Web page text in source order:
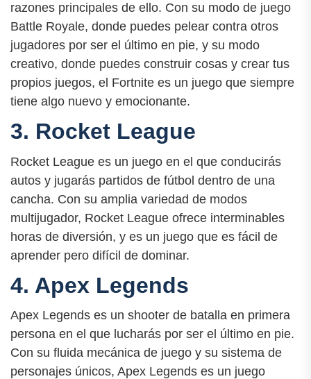
razones principales de ello. Con su modo de juego
Battle Royale, donde puedes pelear contra otros
jugadores por ser el último en pie, y su modo
creativo, donde puedes construir cosas y crear tus
propios juegos, el Fortnite es un juego que siempre
tiene algo nuevo y emocionante.
3. Rocket League
Rocket League es un juego en el que conducirás
autos y jugarás partidos de fútbol dentro de una
cancha. Con su amplia variedad de modos
multijugador, Rocket League ofrece interminables
horas de diversión, y es un juego que es fácil de
aprender pero difícil de dominar.
4. Apex Legends
Apex Legends es un shooter de batalla en primera
persona en el que lucharás por ser el último en pie.
Con su fluida mecánica de juego y su sistema de
personajes únicos, Apex Legends es un juego